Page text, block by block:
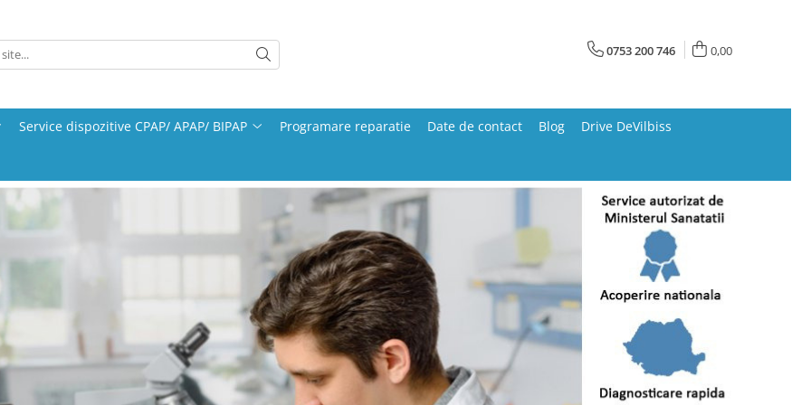
0753 200 746 0,00
Service dispozitive CPAP/ APAP/ BIPAP Programare reparatie Date de contact Blog Drive DeVilbiss